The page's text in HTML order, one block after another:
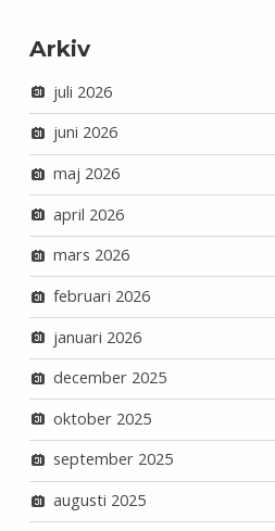
Arkiv
juli 2026
juni 2026
maj 2026
april 2026
mars 2026
februari 2026
januari 2026
december 2025
oktober 2025
september 2025
augusti 2025